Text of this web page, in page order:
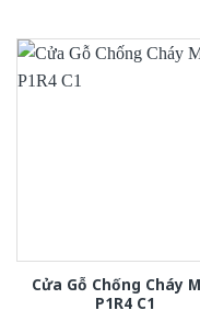
Cửa Gỗ Chống Cháy
P1R4 C1